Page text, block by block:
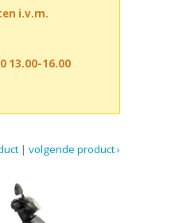
i.v.m.
13.00-16.00
volgende product ›
|